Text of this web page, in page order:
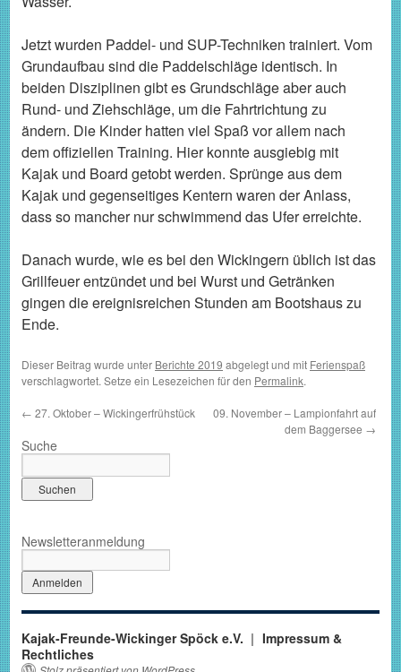
Jetzt wurden Paddel- und SUP-Techniken trainiert. Vom
Grundaufbau sind die Paddelschläge identisch. In
beiden Disziplinen gibt es Grundschläge aber auch
Rund- und Ziehschläge, um die Fahrtrichtung zu
ändern. Die Kinder hatten viel Spaß vor allem nach
dem offiziellen Training. Hier konnte ausgiebig mit
Kajak und Board getobt werden. Sprünge aus dem
Kajak und gegenseitiges Kentern waren der Anlass,
dass so mancher nur schwimmend das Ufer erreichte.
Danach wurde, wie es bei den Wickingern üblich ist das
Grillfeuer entzündet und bei Wurst und Getränken
gingen die ereignisreichen Stunden am Bootshaus zu
Ende.
Dieser Beitrag wurde unter Berichte 2019 abgelegt und mit Ferienspaß
verschlagwortet. Setze ein Lesezeichen für den Permalink.
← 27. Oktober – Wickingerfrühstück
09. November – Lampionfahrt auf
dem Baggersee →
Suche
Newsletteranmeldung
Kajak-Freunde-Wickinger Spöck e.V.
Impressum &
Rechtliches